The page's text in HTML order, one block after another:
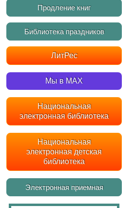
Продление книг
Библиотека праздников
ЛитРес
Мы в MAX
Национальная
электронная библиотека
Национальная
электронная детская
библиотека
Электронная приемная